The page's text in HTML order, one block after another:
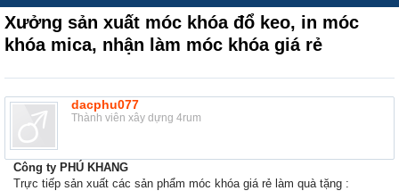
Xưởng sản xuất móc khóa đổ keo, in móc
khóa mica, nhận làm móc khóa giá rẻ
dacphu077
Thành viên xây dựng 4rum
Công ty PHÚ KHANG
Trực tiếp sản xuất các sản phẩm móc khóa giá rẻ làm quà tặng :